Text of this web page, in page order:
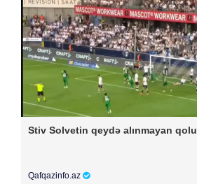
Stiv Solvetin qeydə alınmayan qolu
Qafqazinfo.az